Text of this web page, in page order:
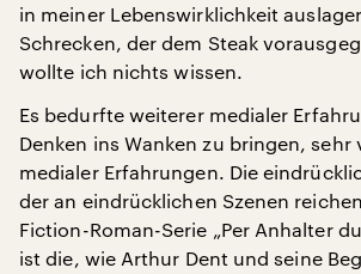
in meiner Lebenswirklichkeit
Schrecken, der dem Steak
wollte ich nichts wissen.
Es bedurfte weiterer medialer
Denken ins Wanken zu bringen, sehr
medialer Erfahrungen. Die
der an eindrücklichen Szenen
Fiction-Roman-Serie „Per Anhalter
ist die, wie Arthur Dent und seine